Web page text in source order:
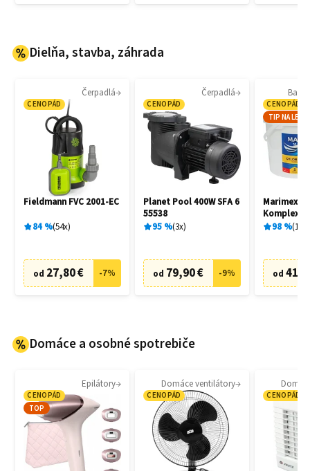
Dielňa, stavba, záhrada
Čerpadlá
CENOPÁD
Fieldmann FVC 2001-EC
84% 54x
od 27,80 € -7%
Čerpadlá
CENOPÁD
Planet Pool 400W SFA 6
55538
95% 3x
od 79,90 € -9%
CENOPÁD
TIP NA LETO
Marimex
Komplex
98% 18
od
Domáce a osobné spotrebiče
Epilátory
CENOPÁD
TOP
Domáce ventilátory
CENOPÁD CENOPÁD